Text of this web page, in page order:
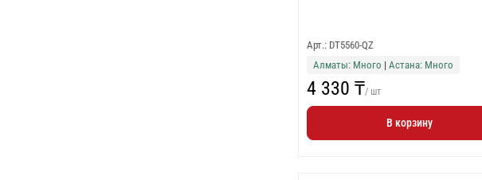
Арт.: DT5560-QZ
Алматы: Много | Астана: Много
4 330 ₸/ шт
В корзину